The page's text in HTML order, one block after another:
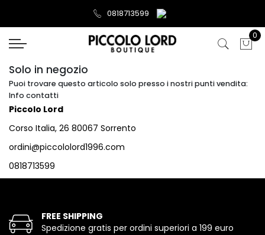
0818713599
0
Solo in negozio
Puoi trovare questo articolo solo presso i nostri punti vendita:
Info contatti
Piccolo Lord
Corso Italia, 26 80067 Sorrento
ordini@piccololord1996.com
0818713599
FREE SHIPPING
Spedizione gratis per ordini superiori a 199 euro